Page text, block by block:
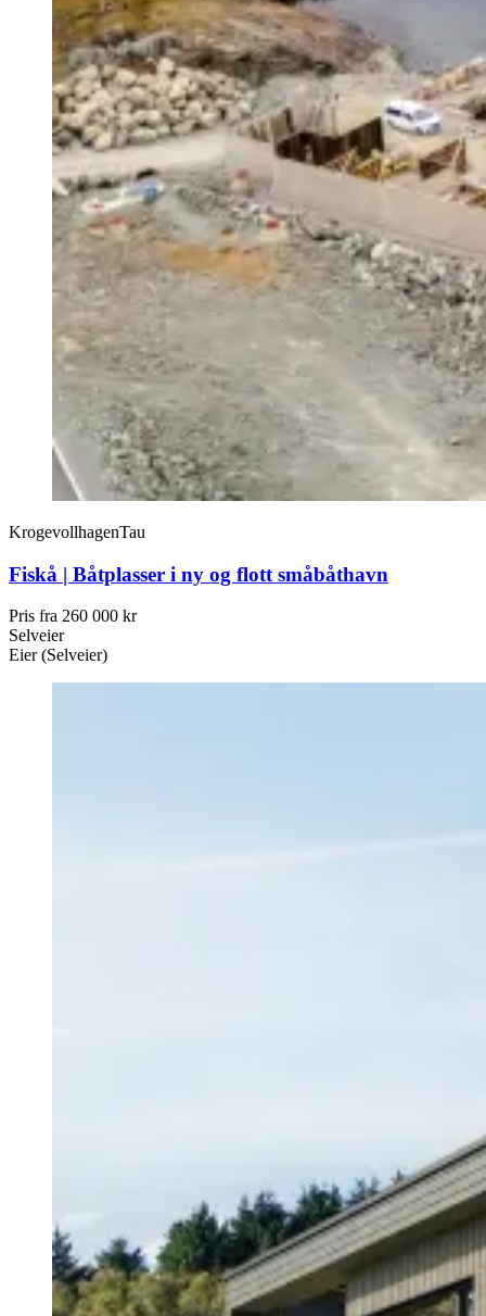
KrogevollhagenTau
Fiskå | Båtplasser i ny og flott småbåthavn
Pris fra 260 000 kr
Selveier
Eier (Selveier)